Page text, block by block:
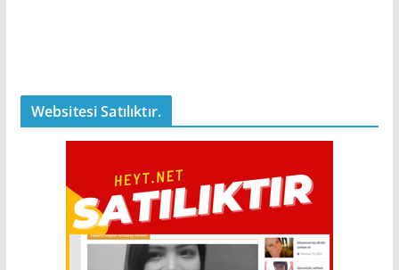
Websitesi Satılıktır.